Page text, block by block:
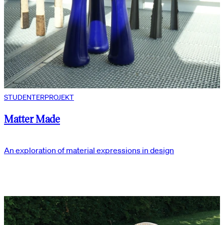
STUDENTERPROJEKT
Matter Made
An exploration of material expressions in design